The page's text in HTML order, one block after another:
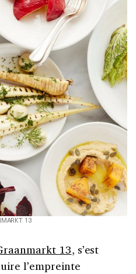
13
13, s’est
l’empreinte